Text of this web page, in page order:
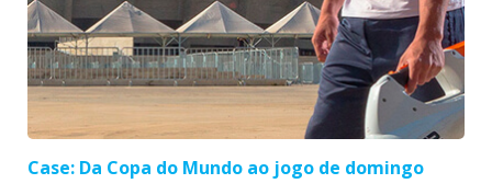
Case: Da Copa do Mundo ao jogo de domingo